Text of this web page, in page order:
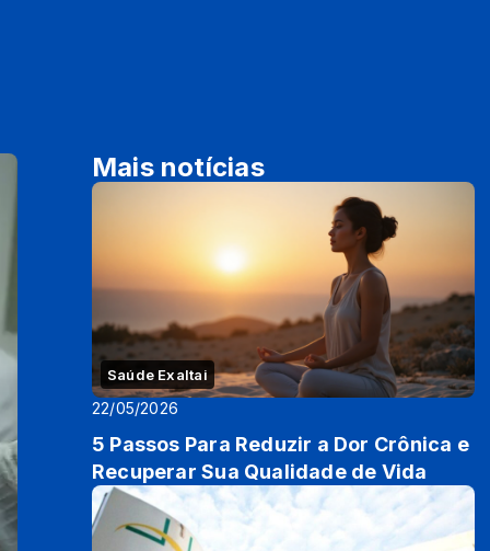
Mais notícias
Saúde Exaltai
22/05/2026
5 Passos Para Reduzir a Dor Crônica e
Recuperar Sua Qualidade de Vida